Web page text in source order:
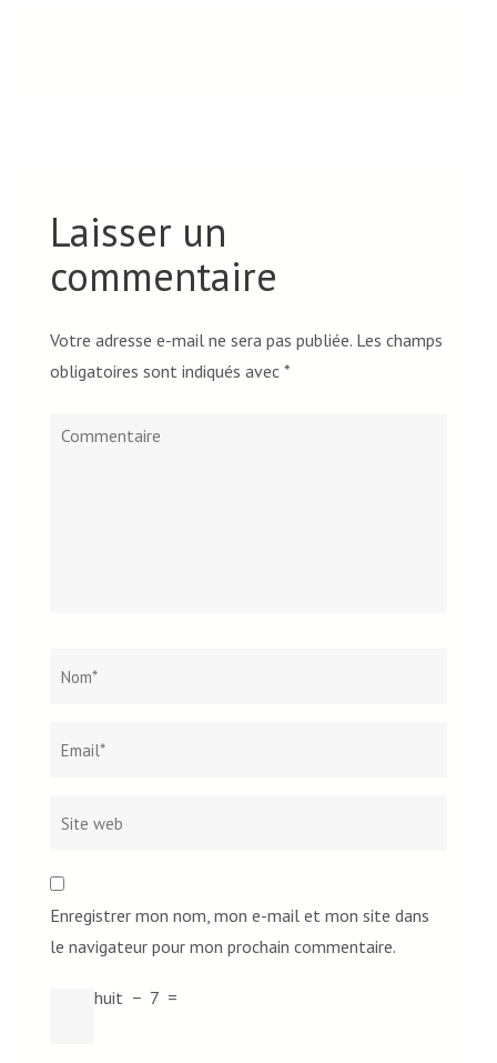
Laisser un
commentaire
Votre adresse e-mail ne sera pas publiée. Les champs
obligatoires sont indiqués avec *
Commentaire
Enregistrer mon nom, mon e-mail et mon site dans
le navigateur pour mon prochain commentaire.
huit − 7 =